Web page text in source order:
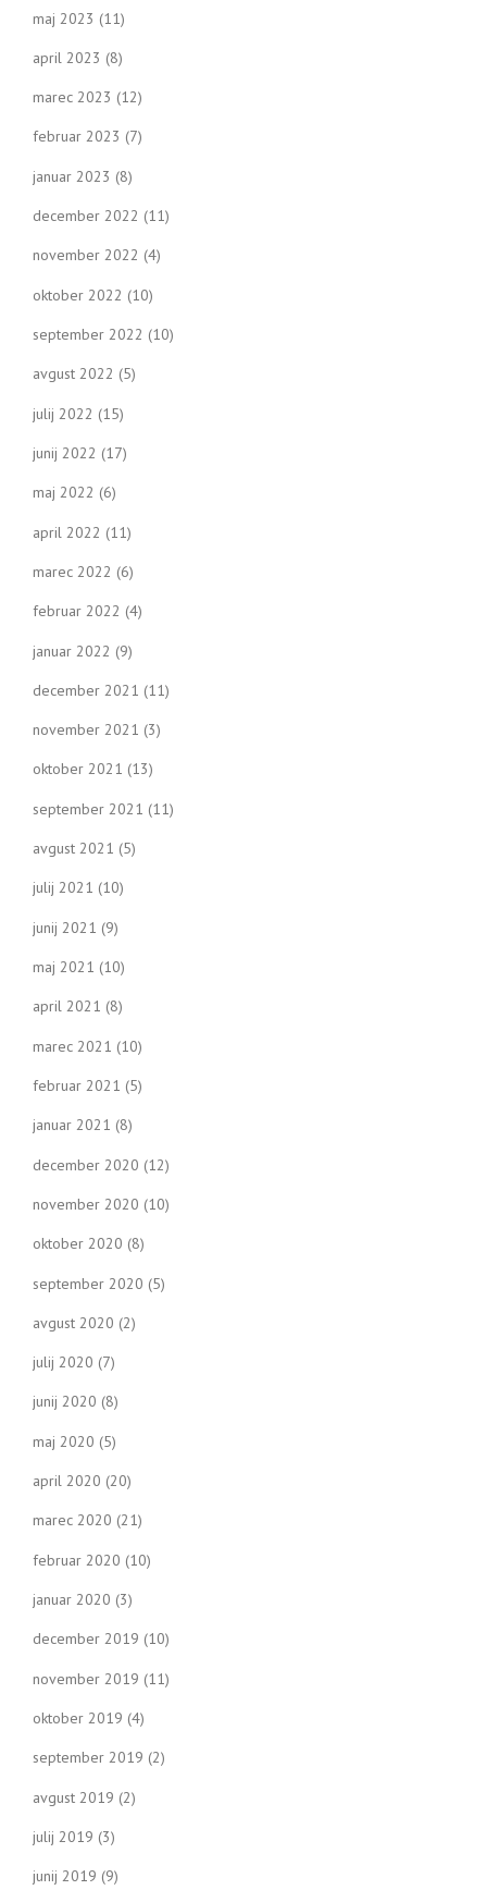
maj 2023 (11)
april 2023 (8)
marec 2023 (12)
februar 2023 (7)
januar 2023 (8)
december 2022 (11)
november 2022 (4)
oktober 2022 (10)
september 2022 (10)
avgust 2022 (5)
julij 2022 (15)
junij 2022 (17)
maj 2022 (6)
april 2022 (11)
marec 2022 (6)
februar 2022 (4)
januar 2022 (9)
december 2021 (11)
november 2021 (3)
oktober 2021 (13)
september 2021 (11)
avgust 2021 (5)
julij 2021 (10)
junij 2021 (9)
maj 2021 (10)
april 2021 (8)
marec 2021 (10)
februar 2021 (5)
januar 2021 (8)
december 2020 (12)
november 2020 (10)
oktober 2020 (8)
september 2020 (5)
avgust 2020 (2)
julij 2020 (7)
junij 2020 (8)
maj 2020 (5)
april 2020 (20)
marec 2020 (21)
februar 2020 (10)
januar 2020 (3)
december 2019 (10)
november 2019 (11)
oktober 2019 (4)
september 2019 (2)
avgust 2019 (2)
julij 2019 (3)
junij 2019 (9)